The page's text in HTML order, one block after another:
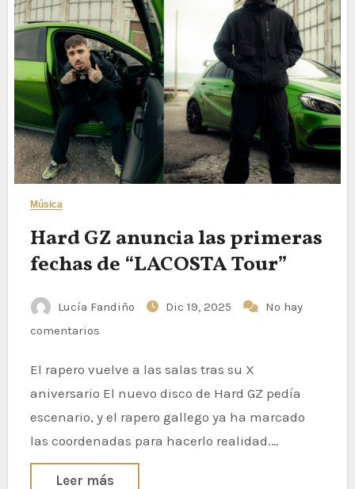
Música
Hard GZ anuncia las primeras
fechas de “LACOSTA Tour”
Lucía Fandiño Dic 19, 2025
No hay
comentarios
El rapero vuelve a las salas tras su X
aniversario El nuevo disco de Hard GZ pedía
escenario, y el rapero gallego ya ha marcado
las coordenadas para hacerlo realidad.…
Leer más